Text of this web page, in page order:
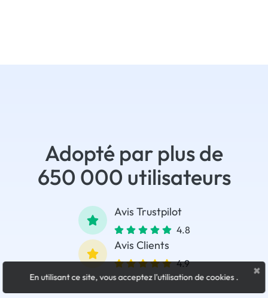
Adopté par plus de
650 000 utilisateurs
Avis Trustpilot
4.8
Avis Clients
4.9 ×
En utilisant ce site, vous acceptez l'utilisation de cookies.